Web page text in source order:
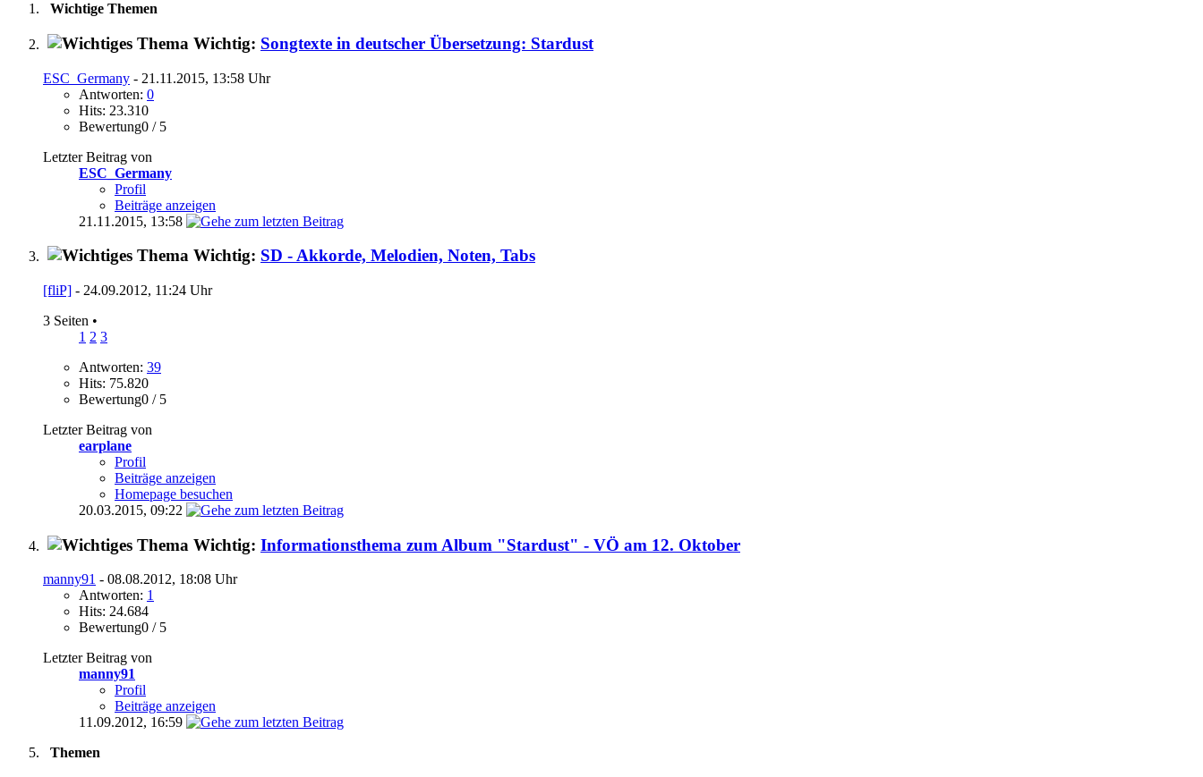
Wichtige Themen
Wichtig: Songtexte in deutscher Übersetzung: Stardust
ESC_Germany - 21.11.2015, 13:58 Uhr
Antworten: 0
Hits: 23.310
Bewertung0 / 5
Letzter Beitrag von
ESC_Germany
Profil
Beiträge anzeigen
21.11.2015, 13:58
Wichtig: SD - Akkorde, Melodien, Noten, Tabs
[fliP] - 24.09.2012, 11:24 Uhr
3 Seiten •
1 2 3
Antworten: 39
Hits: 75.820
Bewertung0 / 5
Letzter Beitrag von
earplane
Profil
Beiträge anzeigen
Homepage besuchen
20.03.2015, 09:22
Wichtig: Informationsthema zum Album "Stardust" - VÖ am 12. Oktober
manny91 - 08.08.2012, 18:08 Uhr
Antworten: 1
Hits: 24.684
Bewertung0 / 5
Letzter Beitrag von
manny91
Profil
Beiträge anzeigen
11.09.2012, 16:59
Themen